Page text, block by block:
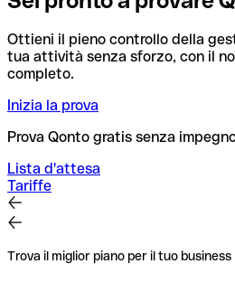
Ottieni il pieno controllo della
tua attività senza sforzo, con il
completo.
Inizia la prova
Prova Qonto gratis senza
Lista d'attesa
Tariffe
Trova il miglior piano per il tuo business